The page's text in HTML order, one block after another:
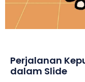
Perjalanan
dalam Slide